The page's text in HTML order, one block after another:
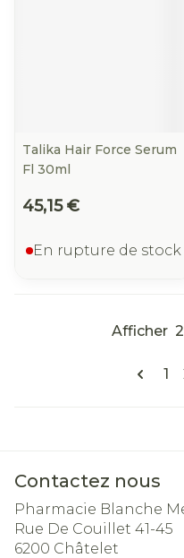
Talika Hair Force Serum
Fl 30ml
45,15 €
En rupture de stock
1
Afficher
Contactez nous
Pharmacie Blanche
Rue De Couillet 41-45
6200 Châtelet